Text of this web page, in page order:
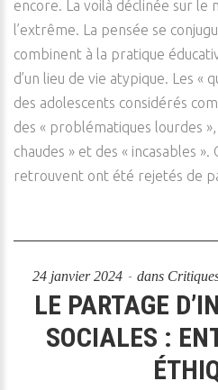
encore. La voilà déclinée sur le
l’extrême. La pensée se
combinent à la pratique
d’un lieu de vie atypique. Les «
des adolescents considérés
des « problématiques lourdes
chaudes » et des « incasables ».
retrouvent ont été rejetés de
24 janvier 2024 dans
LE PARTAGE
SOCIALES :